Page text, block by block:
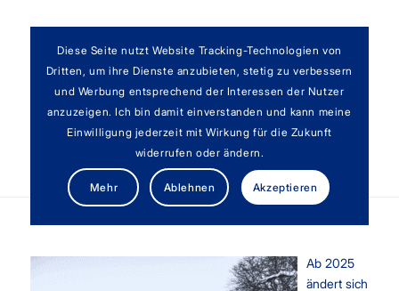
Änderungen ab 2025: Umsatzsteuer
Ab 2025
ändert sich
Diese Seite nutzt Website Tracking-Technologien von
Dritten, um ihre Dienste anzubieten, stetig zu verbessern
und Werbung entsprechend der Interessen der Nutzer
anzuzeigen. Ich bin damit einverstanden und kann meine
Einwilligung jederzeit mit Wirkung für die Zukunft
widerrufen oder ändern.
Mehr Ablehnen Akzeptieren